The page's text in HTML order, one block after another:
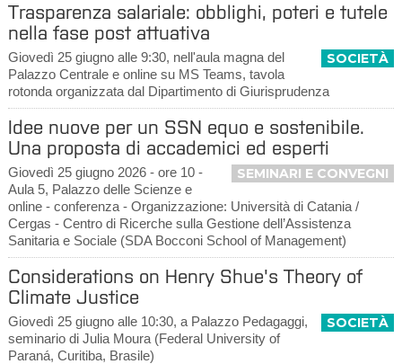
Trasparenza salariale: obblighi, poteri e tutele
nella fase post attuativa
SOCIETÀ
Giovedì 25 giugno alle 9:30, nell'aula magna del
Palazzo Centrale e online su MS Teams, tavola
rotonda organizzata dal Dipartimento di Giurisprudenza
Idee nuove per un SSN equo e sostenibile.
Una proposta di accademici ed esperti
SEMINARI E CONVEGNI
Giovedì 25 giugno 2026 - ore 10 -
Aula 5, Palazzo delle Scienze e
online - conferenza - Organizzazione: Università di Catania /
Cergas - Centro di Ricerche sulla Gestione dell’Assistenza
Sanitaria e Sociale (SDA Bocconi School of Management)
Considerations on Henry Shue's Theory of
Climate Justice
SOCIETÀ
Giovedì 25 giugno alle 10:30, a Palazzo Pedagaggi,
seminario di Julia Moura (Federal University of
Paraná, Curitiba, Brasile)